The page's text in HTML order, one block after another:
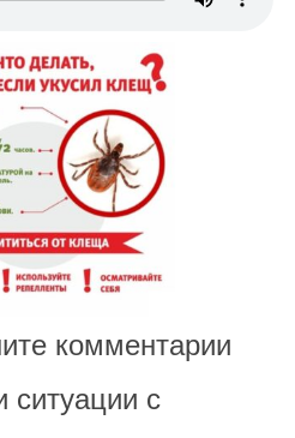
комментарии
ситуации с